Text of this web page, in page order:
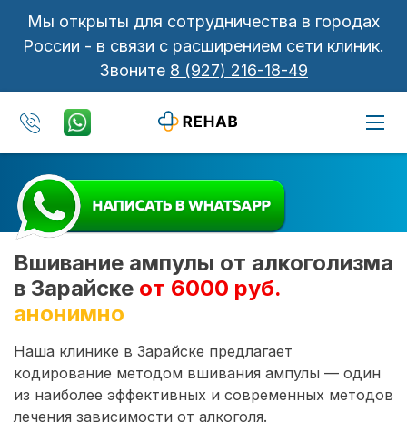
Мы открыты для сотрудничества в городах
России - в связи с расширением сети клиник.
Звоните 8 (927) 216-18-49
Вшивание ампулы от алкоголизма
в Зарайске от 6000 руб.
анонимно
Наша клинике в Зарайске предлагает
кодирование методом вшивания ампулы — один
из наиболее эффективных и современных методов
лечения зависимости от алкоголя.